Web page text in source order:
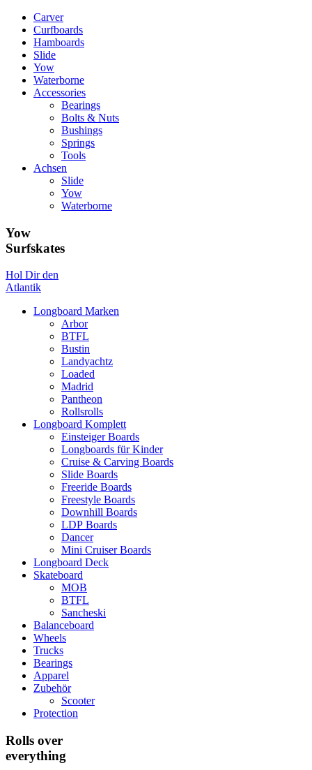
Carver
Curfboards
Hamboards
Slide
Yow
Waterborne
Accessories
Bearings
Bolts & Nuts
Bushings
Springs
Tools
Achsen
Slide
Yow
Waterborne
Yow
Surfskates
Hol Dir den
Atlantik
Longboard Marken
Arbor
BTFL
Bustin
Landyachtz
Loaded
Madrid
Pantheon
Rollsrolls
Longboard Komplett
Einsteiger Boards
Longboards für Kinder
Cruise & Carving Boards
Slide Boards
Freeride Boards
Freestyle Boards
Downhill Boards
LDP Boards
Dancer
Mini Cruiser Boards
Longboard Deck
Skateboard
MOB
BTFL
Sancheski
Balanceboard
Wheels
Trucks
Bearings
Apparel
Zubehör
Scooter
Protection
Rolls over
everything